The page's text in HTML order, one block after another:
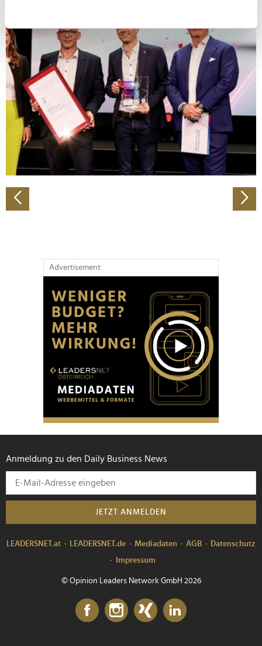
bestimmten Merkmalen (Fingerprinting) identifizieren
Erfahren Sie mehr darüber, wie Ihre persönlichen Daten
verarbeitet werden, und legen Sie Ihre Präferenzen im
Abschnitt Einzelheitenfest.
Wir verwenden Cookies, um Inhalte und Anzeigen zu
personalisieren, Funktionen für soziale Medien anbieten
zu können und die Zugriffe auf unsere Website zu
analysieren. Außerdem geben wir Informationen zu Ihrer
Verwendung unserer Website an unsere Partner für
Partner führen diese Informationen möglicherweise mit
weiteren Daten zusammen, die Sie ihnen bereitgestellt
Advertisement
Anmeldung zu den Daily Business News
JETZT ANMELDEN
LEADERSNET.at LEADERSNET.de Mediadaten AGB
Datenschutz
Impressum
© Opinion Leaders Network GmbH 2026